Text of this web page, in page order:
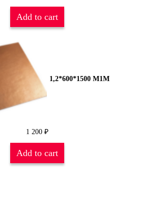
Add to cart
1,2*600*1500 М1М
1 200 ₽
Add to cart